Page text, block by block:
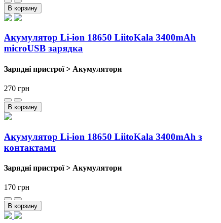
В корзину
Акумулятор Li-ion 18650 LiitoKala 3400mAh
microUSB зарядка
Зарядні пристрої > Акумулятори
270 грн
В корзину
Акумулятор Li-ion 18650 LiitoKala 3400mAh з
контактами
Зарядні пристрої > Акумулятори
170 грн
В корзину